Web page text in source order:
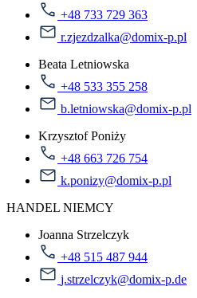
+48 733 729 363
r.zjezdzalka@domix-p.pl
Beata Letniowska
+48 533 355 258
b.letniowska@domix-p.pl
Krzysztof Poniży
+48 663 726 754
k.ponizy@domix-p.pl
HANDEL NIEMCY
Joanna Strzelczyk
+48 515 487 944
j.strzelczyk@domix-p.de